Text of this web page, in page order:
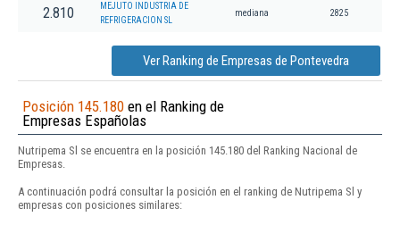
2.810
MEJUTO INDUSTRIA DE
REFRIGERACION SL
mediana 2825
Ver Ranking de Empresas de Pontevedra
Posición 145.180 en el Ranking de
Empresas Españolas
Nutripema Sl se encuentra en la posición 145.180 del Ranking Nacional de
Empresas.
A continuación podrá consultar la posición en el ranking de Nutripema Sl y
empresas con posiciones similares: